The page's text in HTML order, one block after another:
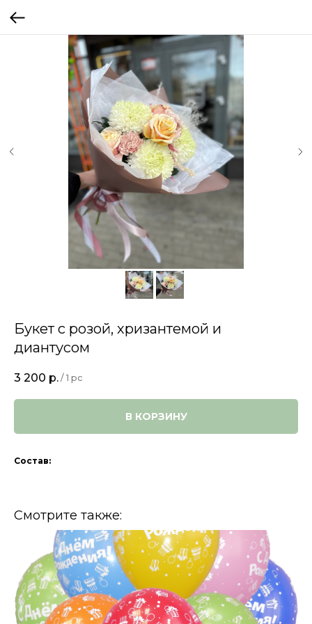
Букет с розой, хризантемой и
диантусом
3 200 р. / 1 pc
В КОРЗИНУ
Состав:
Смотрите также: